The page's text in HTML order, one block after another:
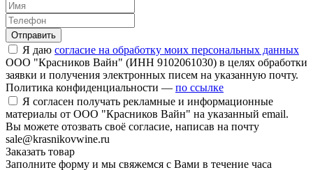
Отправить
Я даю согласие на обработку моих персональных данных
ООО "Красников Вайн" (ИНН 9102061030) в целях обработки
заявки и получения электронных писем на указанную почту.
Политика конфиденциальности — по ссылке
Я согласен получать рекламные и информационные
материалы от ООО "Красников Вайн" на указанный email.
Вы можете отозвать своё согласие, написав на почту
sale@krasnikovwine.ru
Заказать товар
Заполните форму и мы свяжемся с Вами в течение часа